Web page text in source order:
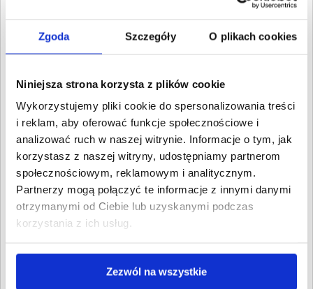
Zgoda Szczegóły O plikach cookies
Niniejsza strona korzysta z plików cookie
Wykorzystujemy pliki cookie do spersonalizowania treści
i reklam, aby oferować funkcje społecznościowe i
analizować ruch w naszej witrynie. Informacje o tym, jak
korzystasz z naszej witryny, udostępniamy partnerom
społecznościowym, reklamowym i analitycznym.
Partnerzy mogą połączyć te informacje z innymi danymi
otrzymanymi od Ciebie lub uzyskanymi podczas
korzystania z ich usług.
Zezwól na wszystkie
Siedziba:
Chojnice
KRS:0000121351
Roszczenia:
1. Gospodarcze
Wartość:
2 337,00 PLN
Data wymagalności: 7
grudnia 2015
W sumie: Wartość:2 337,00 PLN
Koszty sądowe:930,38 PLN
Spłacono:
Całkowita
wartość wierzytelności:
30,38 PLN